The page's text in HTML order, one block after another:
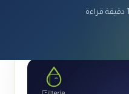
1 دقيقة قراءة